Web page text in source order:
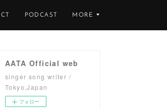
PODCAST MORE
AATA Official web
singer song writer /
Tokyo,Japan
フォロー